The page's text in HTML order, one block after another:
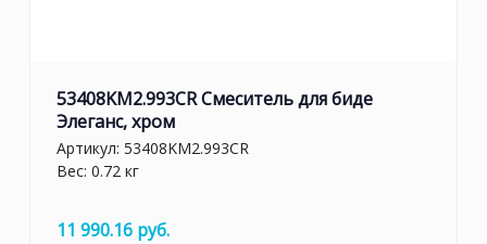
53408KM2.993CR Смеситель для биде
Элеганс, хром
Артикул: 53408KM2.993CR
Вес: 0.72 кг
11 990.16 руб.